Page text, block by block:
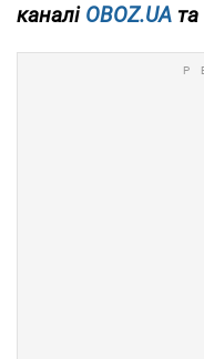
каналі OBOZ.UA та